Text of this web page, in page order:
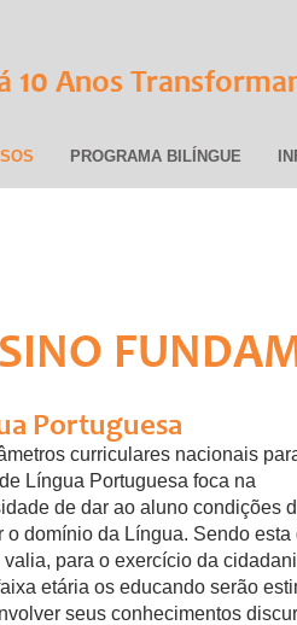
10 Anos
PROGRAMA BILÍNGUE
Portuguesa
curriculares nacionais
Língua Portuguesa foca na
de dar ao aluno condições
o domínio da Língua. Sendo esta
valia, para o exercício da
etária os educando serão
seus conhecimentos